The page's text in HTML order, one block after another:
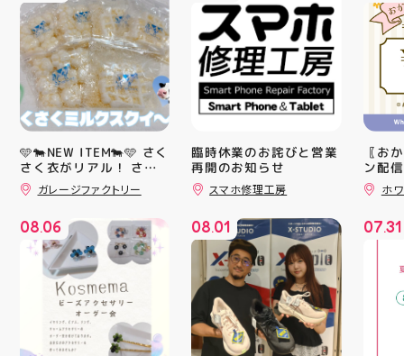
🩵🐄NEW ITEM🐄🩵 さく
さく衣がリアル！ さく
さくミルクスクイーズ入
荷！ クセになる感触で
大量入荷予定です お楽
しみにーっ️‍️‍️‍ #スクイーズ
#アティ郡山 #福島県 #
郡山駅前 #郡山市
ガレージファクトリー
08.06
臨時休業のお詫びと営業
再開のお知らせ
スマホ修理工房
08.01
〖お
ン配
ッパ
￥
ーポ
ース
です
りの
ので
ホ
07.31